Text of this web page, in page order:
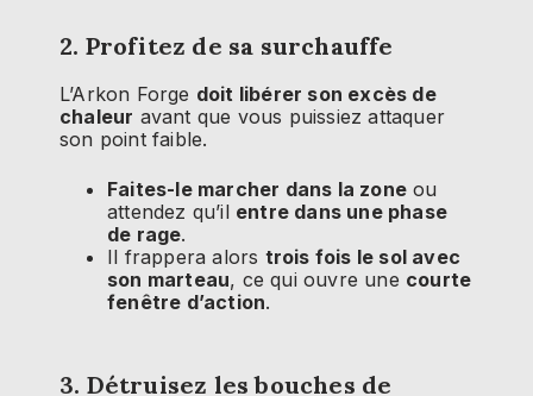
2. Profitez de sa surchauffe
L’Arkon Forge doit libérer son excès de
chaleur avant que vous puissiez attaquer
son point faible.
Faites-le marcher dans la zone ou
attendez qu’il entre dans une phase
de rage.
Il frappera alors trois fois le sol avec
son marteau, ce qui ouvre une courte
fenêtre d’action.
3. Détruisez les bouches de